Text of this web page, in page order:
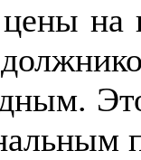
на